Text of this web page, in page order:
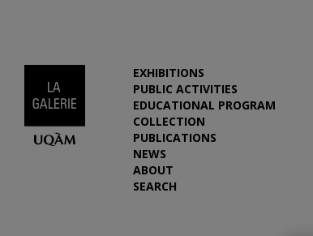
EXHIBITIONS
PUBLIC ACTIVITIES
EDUCATIONAL PROGRAM
COLLECTION
PUBLICATIONS
NEWS
ABOUT
SEARCH